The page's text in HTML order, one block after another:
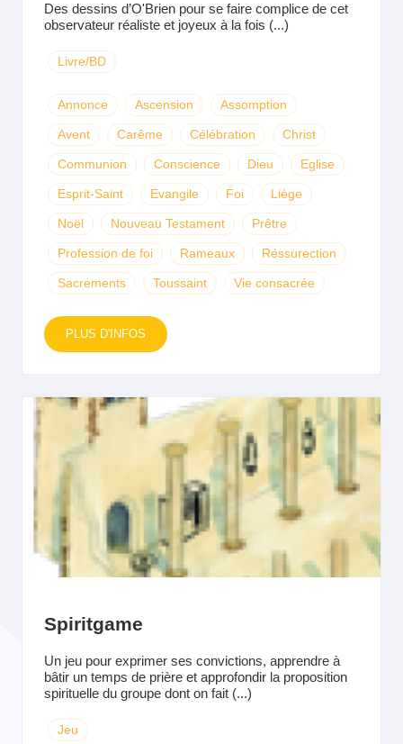
Des dessins d’O'Brien pour se faire complice de cet
observateur réaliste et joyeux à la fois (...)
Livre/BD
Annonce Ascension Assomption
Avent Carême Célébration Christ
Communion Conscience Dieu Eglise
Esprit-Saint Evangile Foi Liège
Noël Nouveau Testament Prêtre
Profession de foi Rameaux Réssurection
Sacrements Toussaint Vie consacrée
PLUS D'INFOS
Spiritgame
Un jeu pour exprimer ses convictions, apprendre à
bâtir un temps de prière et approfondir la proposition
spirituelle du groupe dont on fait (...)
Jeu